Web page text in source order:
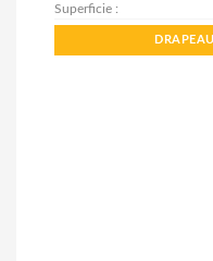
Superficie :